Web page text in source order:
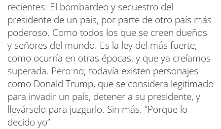
recientes: El bombardeo y secuestro del
presidente de un país, por parte de otro país más
poderoso. Como todos los que se creen dueños
y señores del mundo. Es la ley del más fuerte;
como ocurría en otras épocas, y que ya creíamos
superada. Pero no; todavía existen personajes
como Donald Trump, que se considera legitimado
para invadir un país, detener a su presidente, y
llevárselo para juzgarlo. Sin más. “Porque lo
decido yo”